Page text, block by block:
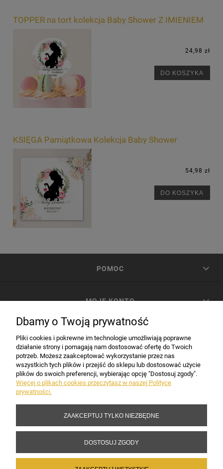
TOPPER na tort kolekcja Baby Shower Z IMIENIEM
24,98 zł
DO KOSZYKA
KSIĘGA Pamiątkowa Kolekcja Baby Shower
54,98 zł
DO KOSZYKA
POMOC
MOJE KONTO
INFORMACJE
Copyright 2017-2026 Sakramento.pl
Dbamy o Twoją prywatność
Pliki cookies i pokrewne im technologie umożliwiają poprawne
działanie strony i pomagają nam dostosować ofertę do Twoich
potrzeb. Możesz zaakceptować wykorzystanie przez nas
wszystkich tych plików i przejść do sklepu lub dostosować użycie
plików do swoich preferencji, wybierając opcję "Dostosuj zgody".
Więcej o plikach cookies przeczytasz w naszej Polityce
prywatności.
ZAAKCEPTUJ TYLKO NIEZBĘDNE
DOSTOSUJ ZGODY